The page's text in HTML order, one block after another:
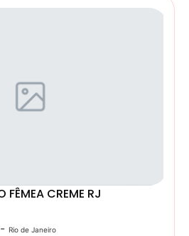
FÊMEA CREME RJ
- Rio de Janeiro